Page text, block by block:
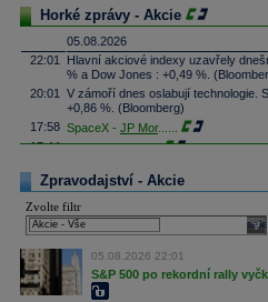
Horké zprávy - Akcie
05.08.2026
22:01
Hlavní akciové indexy uzavřely
% a Dow Jones : +0,49 %.
20:01
V zámoří dnes oslabují technologie.
+0,86 %. (Bloomberg)
17:58 SpaceX - JP Mor......
17:44 Palantir Techno...
17:16 Booking.com - T...
17:08 CSG získala podíl v kanadské
systémy, technologie protivzdušné
výši podílu ale nesdělila. Cílem
prosadit je zejména na trzích
16:45
Arista Networks...
16:27
AMD-
Zpravodajství - Akcie
Zvolte filtr
05.08.2026 22:01
S&P 500 po rekordní rally